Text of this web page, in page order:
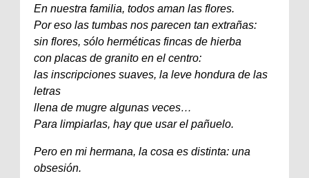
En nuestra familia, todos aman las flores.
Por eso las tumbas nos parecen tan extrañas:
sin flores, sólo herméticas fincas de hierba
con placas de granito en el centro:
las inscripciones suaves, la leve hondura de las
letras
llena de mugre algunas veces…
Para limpiarlas, hay que usar el pañuelo.
Pero en mi hermana, la cosa es distinta: una
obsesión.